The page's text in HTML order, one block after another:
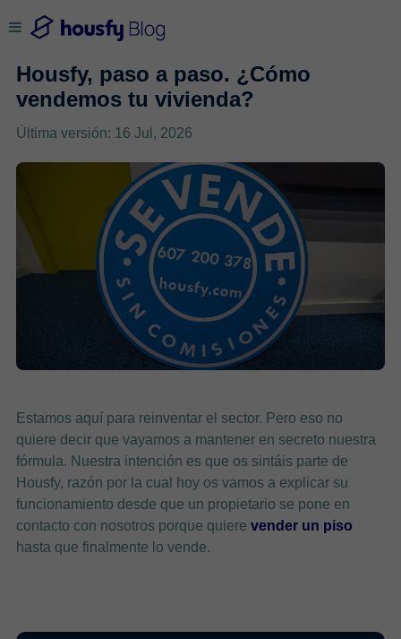
Housfy, paso a paso. ¿Cómo
vendemos tu vivienda?
Última versión: 16 Jul, 2026
Estamos aquí para reinventar el sector. Pero eso no
quiere decir que vayamos a mantener en secreto nuestra
fórmula. Nuestra intención es que os sintáis parte de
Housfy, razón por la cual hoy os vamos a explicar su
funcionamiento desde que un propietario se pone en
contacto con nosotros porque quiere vender un piso
hasta que finalmente lo vende.